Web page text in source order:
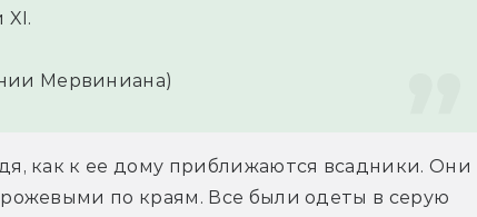
Мервиниана)
как к ее дому приближаются всадники. Они
по краям. Все были одеты в серую